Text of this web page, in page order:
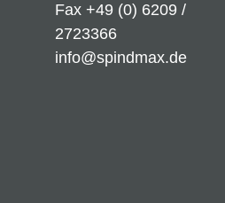
Fax +49 (0) 6209 /
2723366
info@spindmax.de